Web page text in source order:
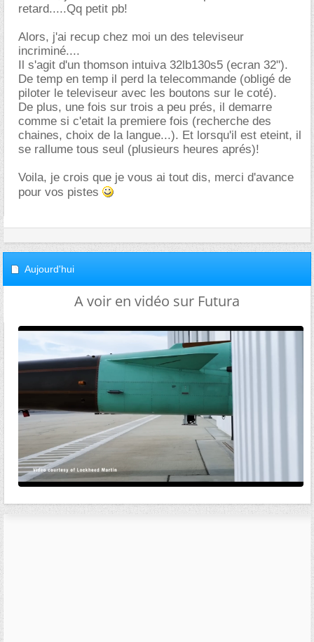
retard.....Qq petit pb!
Alors, j'ai recup chez moi un des televiseur
incriminé....
Il s'agit d'un thomson intuiva 32lb130s5 (ecran 32").
De temp en temp il perd la telecommande (obligé de
piloter le televiseur avec les boutons sur le coté).
De plus, une fois sur trois a peu prés, il demarre
comme si c'etait la premiere fois (recherche des
chaines, choix de la langue...). Et lorsqu'il est eteint, il
se rallume tous seul (plusieurs heures aprés)!
Voila, je crois que je vous ai tout dis, merci d'avance
pour vos pistes
Aujourd'hui
A voir en vidéo sur Futura